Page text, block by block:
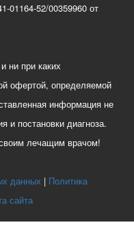
52/00359960 от
ни при каких
офертой, определяемой
информация не
и постановки диагноза.
лечащим врачом!
данных
Политика
сайта